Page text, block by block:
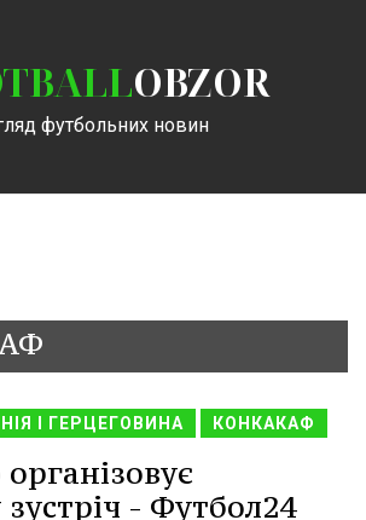
OBZOR
футбольних новин
І ГЕРЦЕГОВИНА КОНКАКАФ
- Футбол24